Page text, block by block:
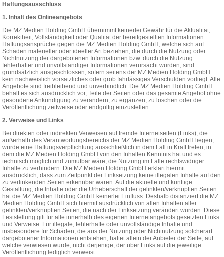
Haftungsausschluss
1. Inhalt des Onlineangebots
Die MZ Medien Holding GmbH übernimmt keinerlei Gewähr für die Aktualität,
Korrektheit, Vollständigkeit oder Qualität der bereitgestellten Informationen.
Haftungsansprüche gegen die MZ Medien Holding GmbH, welche sich auf
Schäden materieller oder ideeller Art beziehen, die durch die Nutzung oder
Nichtnutzung der dargebotenen Informationen bzw. durch die Nutzung
fehlerhafter und unvollständiger Informationen verursacht wurden, sind
grundsätzlich ausgeschlossen, sofern seitens der MZ Medien Holding GmbH
kein nachweislich vorsätzliches oder grob fahrlässiges Verschulden vorliegt. Alle
Angebote sind freibleibend und unverbindlich. Die MZ Medien Holding GmbH
behält es sich ausdrücklich vor, Teile der Seiten oder das gesamte Angebot ohne
gesonderte Ankündigung zu verändern, zu ergänzen, zu löschen oder die
Veröffentlichung zeitweise oder endgültig einzustellen.
2. Verweise und Links
Bei direkten oder indirekten Verweisen auf fremde Internetseiten (Links), die
außerhalb des Verantwortungsbereichs der MZ Medien Holding GmbH liegen,
würde eine Haftungsverpflichtung ausschließlich in dem Fall in Kraft treten, in
dem die MZ Medien Holding GmbH von den Inhalten Kenntnis hat und es
technisch möglich und zumutbar wäre, die Nutzung im Falle rechtswidriger
Inhalte zu verhindern. Die MZ Medien Holding GmbH erklärt hiermit
ausdrücklich, dass zum Zeitpunkt der Linksetzung keine illegalen Inhalte auf den
zu verlinkenden Seiten erkennbar waren. Auf die aktuelle und künftige
Gestaltung, die Inhalte oder die Urheberschaft der gelinkten/verknüpften Seiten
hat die MZ Medien Holding GmbH keinerlei Einfluss. Deshalb distanziert die MZ
Medien Holding GmbH sich hiermit ausdrücklich von allen Inhalten aller
gelinkten/verknüpften Seiten, die nach der Linksetzung verändert wurden. Diese
Feststellung gilt für alle innerhalb des eigenen Internetangebots gesetzten Links
und Verweise. Für illegale, fehlerhafte oder unvollständige Inhalte und
insbesondere für Schäden, die aus der Nutzung oder Nichtnutzung solcherart
dargebotener Informationen entstehen, haftet allein der Anbieter der Seite, auf
welche verwiesen wurde, nicht derjenige, der über Links auf die jeweilige
Veröffentlichung lediglich verweist.